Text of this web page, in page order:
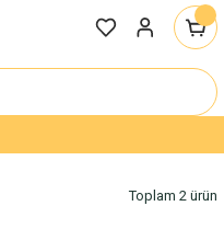
Toplam 2 ürün